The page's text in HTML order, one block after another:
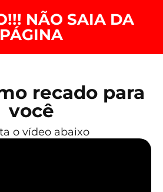
NÃO SAIA DA
PÁGINA
recado para
você
o vídeo abaixo